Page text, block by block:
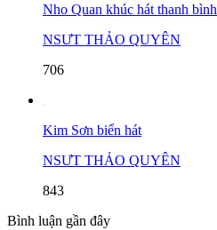
Nho Quan khúc hát thanh bình
NSƯT THẢO QUYÊN
706
Kim Sơn biển hát
NSƯT THẢO QUYÊN
843
Bình luận gần đây